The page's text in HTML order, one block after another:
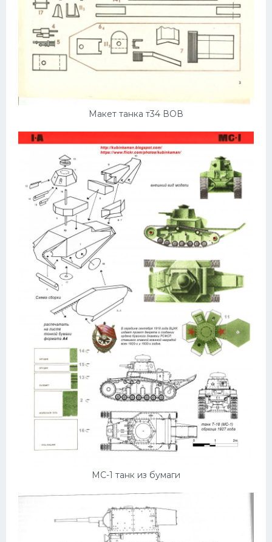
Макет танка т34 ВОВ
МС-1 танк из бумаги